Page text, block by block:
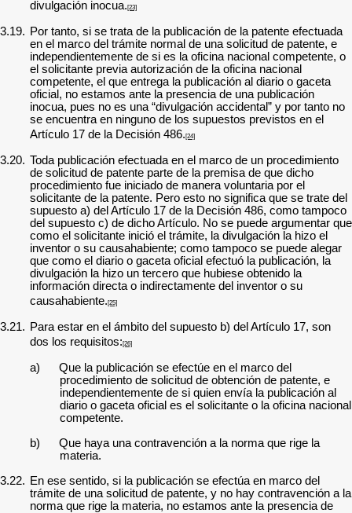
divulgación inocua. [23]
3.19. Por tanto, si se trata de la publicación de la patente efectuada
en el marco del trámite normal de una solicitud de patente, e
independientemente de si es la oficina nacional competente, o
el solicitante previa autorización de la oficina nacional
competente, el que entrega la publicación al diario o gaceta
oficial, no estamos ante la presencia de una publicación
inocua, pues no es una “divulgación accidental” y por tanto no
se encuentra en ninguno de los supuestos previstos en el
Artículo 17 de la Decisión 486. [24]
3.20. Toda publicación efectuada en el marco de un procedimiento
de solicitud de patente parte de la premisa de que dicho
procedimiento fue iniciado de manera voluntaria por el
solicitante de la patente. Pero esto no significa que se trate del
supuesto a) del Artículo 17 de la Decisión 486, como tampoco
del supuesto c) de dicho Artículo. No se puede argumentar que
como el solicitante inició el trámite, la divulgación la hizo el
inventor o su causahabiente; como tampoco se puede alegar
que como el diario o gaceta oficial efectuó la publicación, la
divulgación la hizo un tercero que hubiese obtenido la
información directa o indirectamente del inventor o su
causahabiente. [25]
3.21. Para estar en el ámbito del supuesto b) del Artículo 17, son
dos los requisitos: [26]
a) Que la publicación se efectúe en el marco del
procedimiento de solicitud de obtención de patente, e
independientemente de si quien envía la publicación al
diario o gaceta oficial es el solicitante o la oficina nacional
competente.
b) Que haya una contravención a la norma que rige la
materia.
3.22. En ese sentido, si la publicación se efectúa en marco del
trámite de una solicitud de patente, y no hay contravención a la
norma que rige la materia, no estamos ante la presencia de